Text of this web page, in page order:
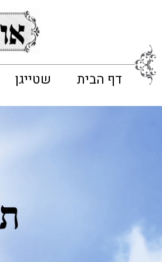
דף הבית שטייגן